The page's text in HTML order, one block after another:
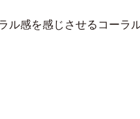
ル感を感じさせるコーラ